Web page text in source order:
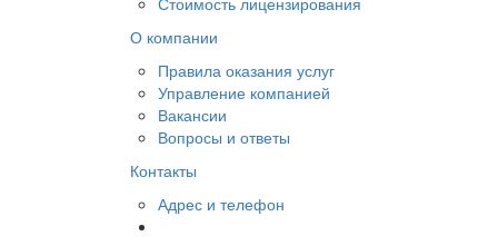
О компании
Правила оказания услуг
Управление компанией
Вакансии
Вопросы и ответы
Контакты
Адрес и телефон